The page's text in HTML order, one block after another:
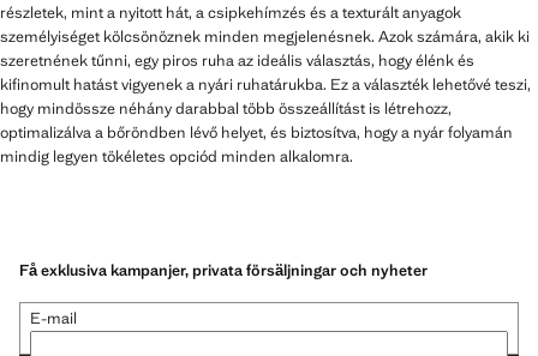
részletek, mint a nyitott hát, a csipkehímzés és a texturált anyagok
személyiséget kölcsönöznek minden megjelenésnek. Azok számára, akik ki
szeretnének tűnni, egy piros ruha az ideális választás, hogy élénk és
kifinomult hatást vigyenek a nyári ruhatárukba. Ez a választék lehetővé teszi,
hogy mindössze néhány darabbal több összeállítást is létrehozz,
optimalizálva a bőröndben lévő helyet, és biztosítva, hogy a nyár folyamán
mindig legyen tökéletes opciód minden alkalomra.
Få exklusiva kampanjer, privata försäljningar och nyheter
E-mail